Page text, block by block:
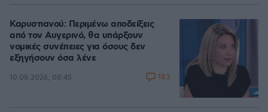
Καρυστιανού: Περιμένω αποδείξεις
από τον Αυγερινό, θα υπάρξουν
νομικές συνέπειες για όσους δεν
εξηγήσουν όσα λένε
10.08.2026, 08:45 183